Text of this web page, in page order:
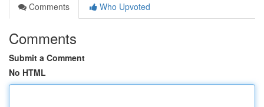
Comments
Who Upvoted
Comments
Submit a Comment
No HTML